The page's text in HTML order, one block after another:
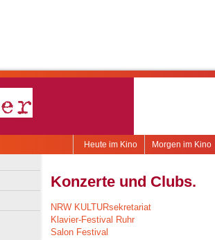
Morgen im Kino
Heute im Kino
Zeit
Konzerte und Clubs.
NRW KULTURsekretariat
Klavier-Festival Ruhr
Salon Festival